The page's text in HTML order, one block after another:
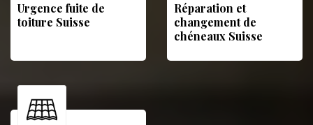
Urgence fuite de
toiture Suisse
Réparation et
changement de
chéneaux Suisse